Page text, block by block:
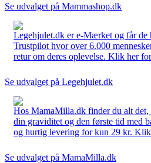
Se udvalget på Mammashop.dk
Legehjulet.dk er e-Mærket og får de
Trustpilot hvor over 6.000
retur om deres oplevelse. Klik her
Se udvalget på Legehjulet.dk
Hos MamaMilla.dk finder du alt det,
din graviditet og den første tid med
og hurtig levering for kun 29 kr. Klik
Se udvalget på MamaMilla.dk